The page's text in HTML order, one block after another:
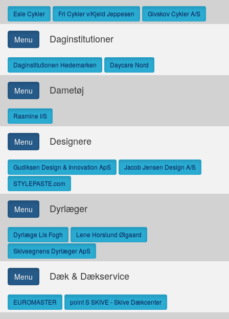
Esle Cykler Fri Cykler v/Kjeld Jeppesen Givskov Cykler A/S
Menu Daginstitutioner
Daginstitutionen Hedemarken Daycare Nord
Menu Dametøj
Rasmine I/S
Menu Designere
Gudiksen Design & Innovation ApS
Jacob Jensen Design A/S
STYLEPASTE.com
Menu Dyrlæger
Dyrlæge Lis Fogh
Lene Horslund Ølgaard
Skiveegnens Dyrlæger ApS
Menu Dæk & Dækservice
EUROMASTER point S SKIVE - Skive Dækcenter